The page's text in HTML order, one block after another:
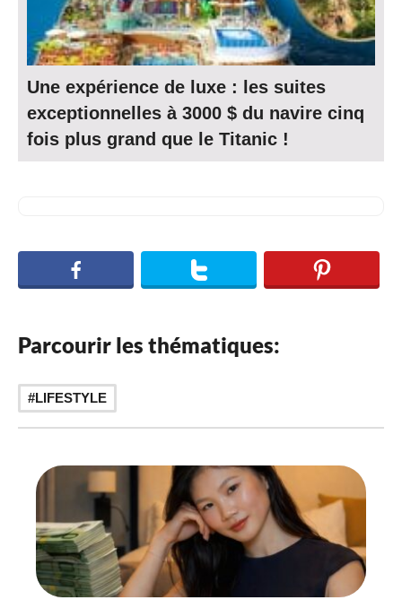
Une expérience de luxe : les suites
exceptionnelles à 3000 $ du navire cinq
fois plus grand que le Titanic !
Parcourir les thématiques:
LIFESTYLE